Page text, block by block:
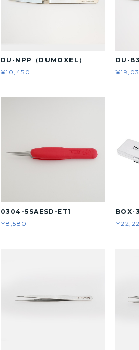
DU-NPP（DUMOXEL）
¥10,450
DU-
0304-5SAESD-ET1
¥8,580
BOX-